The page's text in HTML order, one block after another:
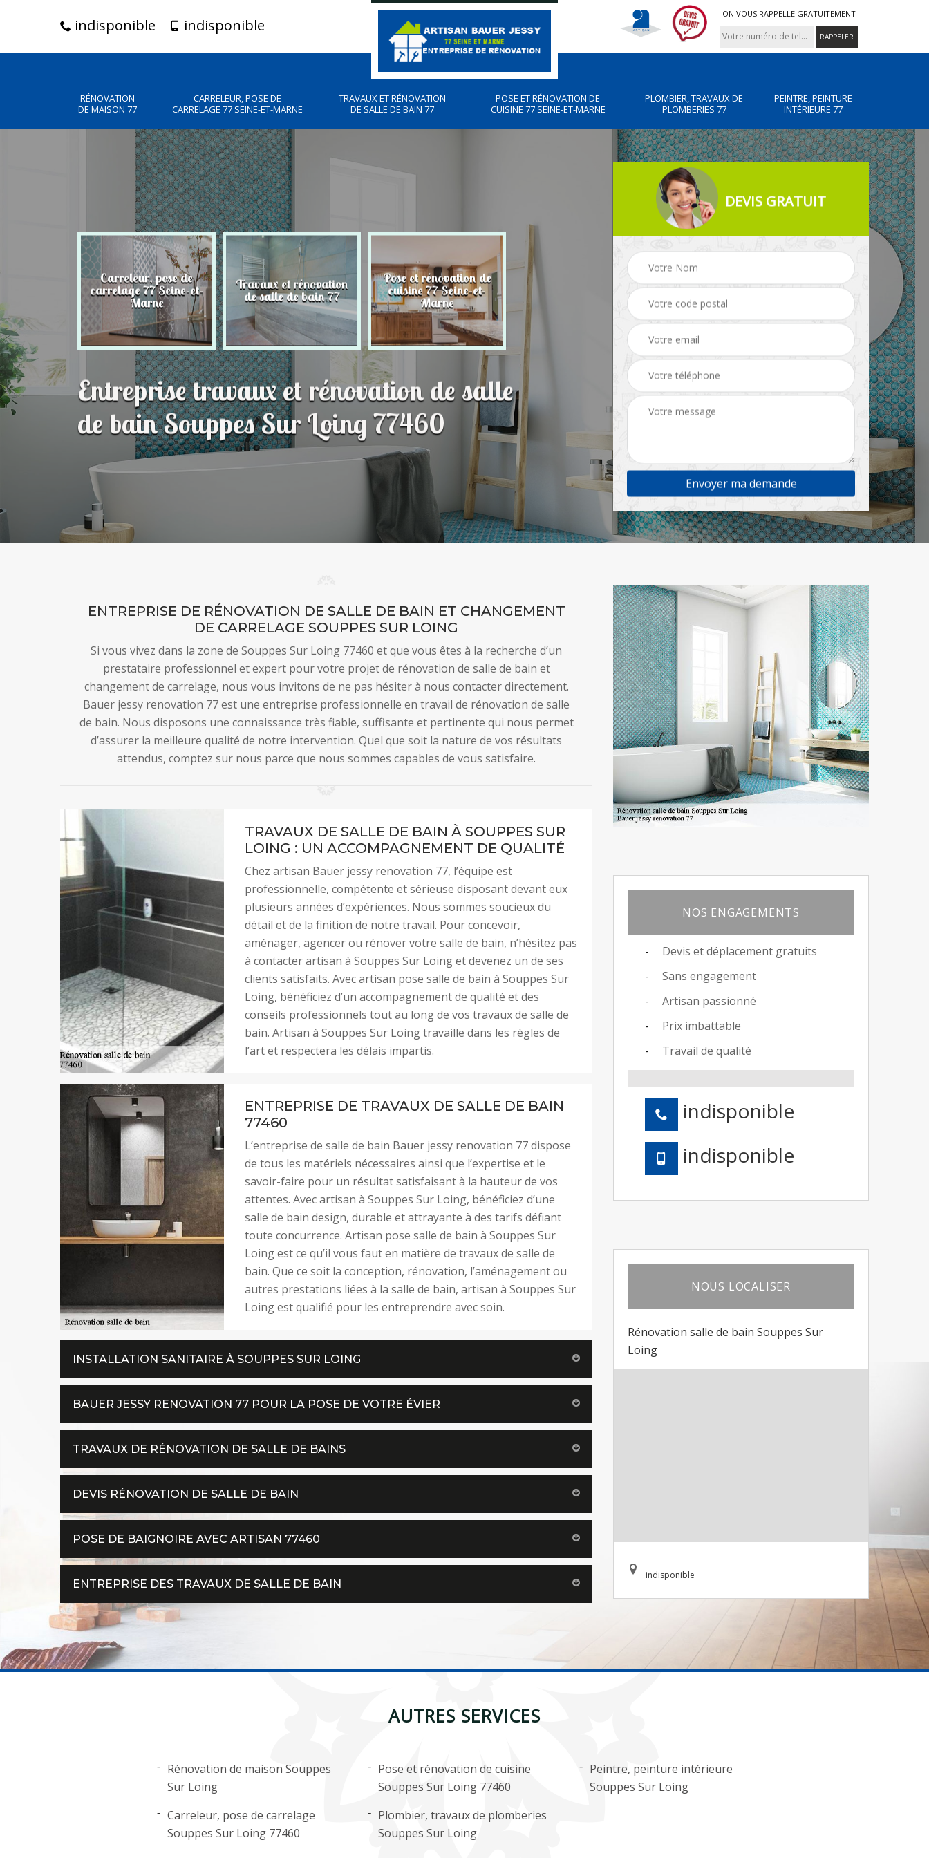
indisponible indisponible
ON VOUS RAPPELLE GRATUITEMENT
RÉNOVATION
DE MAISON 77
CARRELEUR, POSE DE
CARRELAGE 77 SEINE-ET-MARNE
TRAVAUX ET RÉNOVATION
DE SALLE DE BAIN 77
POSE ET RÉNOVATION DE
CUISINE 77 SEINE-ET-MARNE
PLOMBIER, TRAVAUX DE
PLOMBERIES 77
PEINTRE, PEINTURE
INTÉRIEURE 77
Carreleur, pose de
carrelage 77 Seine-et-
Marne
Travaux et rénovation
de salle de bain 77
Pose et rénovation de
cuisine 77 Seine-et-
Marne
Plombier, travaux de Peintre, peinture
intérieure 77
Rénovation de maison
Entreprise travaux et rénovation de salle
de bain Souppes Sur Loing 77460
DEVIS GRATUIT
ENTREPRISE DE RÉNOVATION DE SALLE DE BAIN ET CHANGEMENT
DE CARRELAGE SOUPPES SUR LOING
Si vous vivez dans la zone de Souppes Sur Loing 77460 et que vous êtes à la recherche d’un
prestataire professionnel et expert pour votre projet de rénovation de salle de bain et
changement de carrelage, nous vous invitons de ne pas hésiter à nous contacter directement.
Bauer jessy renovation 77 est une entreprise professionnelle en travail de rénovation de salle
de bain. Nous disposons une connaissance très fiable, suffisante et pertinente qui nous permet
d’assurer la meilleure qualité de notre intervention. Quel que soit la nature de vos résultats
attendus, comptez sur nous parce que nous sommes capables de vous satisfaire.
TRAVAUX DE SALLE DE BAIN À SOUPPES SUR
LOING : UN ACCOMPAGNEMENT DE QUALITÉ
Chez artisan Bauer jessy renovation 77, l’équipe est
professionnelle, compétente et sérieuse disposant devant eux
plusieurs années d’expériences. Nous sommes soucieux du
détail et de la finition de notre travail. Pour concevoir,
aménager, agencer ou rénover votre salle de bain, n’hésitez pas
à contacter artisan à Souppes Sur Loing et devenez un de ses
clients satisfaits. Avec artisan pose salle de bain à Souppes Sur
Loing, bénéficiez d’un accompagnement de qualité et des
conseils professionnels tout au long de vos travaux de salle de
bain. Artisan à Souppes Sur Loing travaille dans les règles de
l’art et respectera les délais impartis.
ENTREPRISE DE TRAVAUX DE SALLE DE BAIN
77460
L’entreprise de salle de bain Bauer jessy renovation 77 dispose
de tous les matériels nécessaires ainsi que l’expertise et le
savoir-faire pour un résultat satisfaisant à la hauteur de vos
attentes. Avec artisan à Souppes Sur Loing, bénéficiez d’une
salle de bain design, durable et attrayante à des tarifs défiant
toute concurrence. Artisan pose salle de bain à Souppes Sur
Loing est ce qu’il vous faut en matière de travaux de salle de
bain. Que ce soit la conception, rénovation, l’aménagement ou
autres prestations liées à la salle de bain, artisan à Souppes Sur
Loing est qualifié pour les entreprendre avec soin.
INSTALLATION SANITAIRE À SOUPPES SUR LOING
BAUER JESSY RENOVATION 77 POUR LA POSE DE VOTRE ÉVIER
TRAVAUX DE RÉNOVATION DE SALLE DE BAINS
DEVIS RÉNOVATION DE SALLE DE BAIN
POSE DE BAIGNOIRE AVEC ARTISAN 77460
ENTREPRISE DES TRAVAUX DE SALLE DE BAIN
NOS ENGAGEMENTS
Devis et déplacement gratuits
Sans engagement
Artisan passionné
Prix imbattable
Travail de qualité
indisponible
indisponible
NOUS LOCALISER
Rénovation salle de bain Souppes Sur
Loing
indisponible
AUTRES SERVICES
Rénovation de maison Souppes
Sur Loing
Carreleur, pose de carrelage
Souppes Sur Loing 77460
Pose et rénovation de cuisine
Souppes Sur Loing 77460
Plombier, travaux de plomberies
Souppes Sur Loing
Peintre, peinture intérieure
Souppes Sur Loing